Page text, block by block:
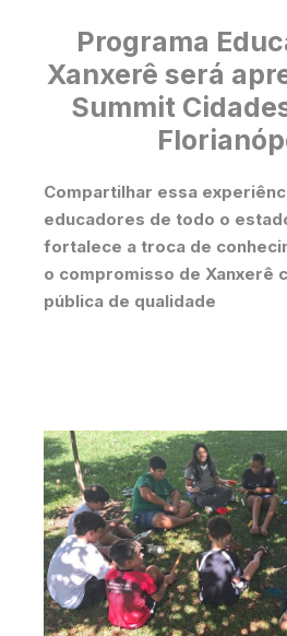
Programa
Xanxerê será
Summit
Compartilhar essa
educadores de todo o
fortalece a troca de
o compromisso de Xanxerê
pública de qualidade